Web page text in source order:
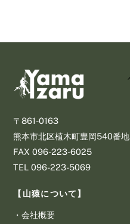
〒861-0163
熊本市北区植木町豊岡540番地
​FAX 096-223-6025
​TEL 096-223-5069
【山猿について】
・会社概要